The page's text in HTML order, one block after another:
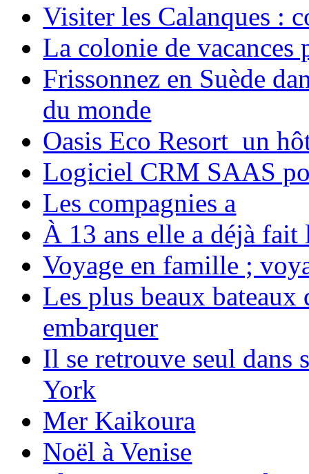
Visiter les Calanques :
La colonie de vacances
Frissonnez en Suède
du monde
Oasis Eco Resort un
Logiciel CRM SAAS
Les compagnies a
À 13 ans elle a déjà
Voyage en famille ;
Les plus beaux bateaux
embarquer
Il se retrouve seul dans
York
Mer Kaikoura
Noël à Venise